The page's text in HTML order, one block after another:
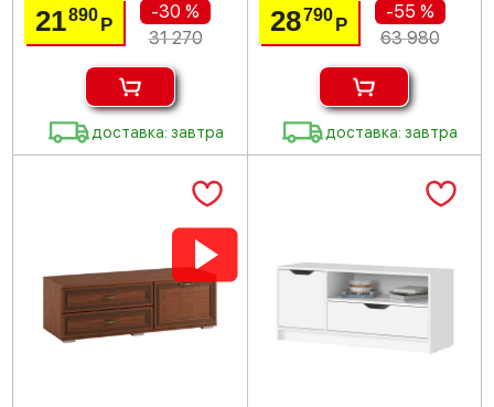
21890Р
-30 %
31 270
доставка: завтра
28790 Р
-55 %
63 980
доставка: завтра